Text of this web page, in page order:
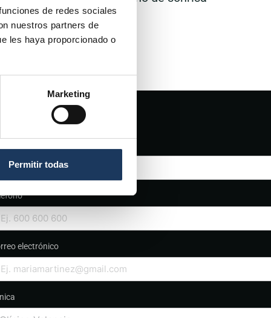
de redes sociales
nuestros partners de
les haya proporcionado o
Marketing
Permitir todas
electrónico